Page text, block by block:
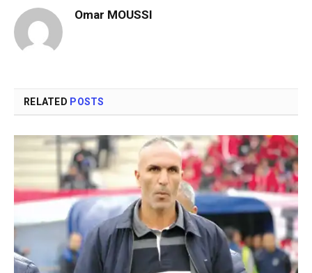
Omar MOUSSI
RELATED POSTS